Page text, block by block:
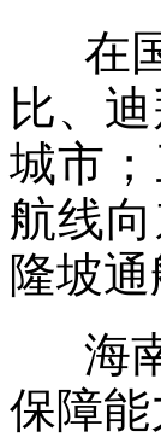
在国
比、
城市
航线
隆坡
海南
保障